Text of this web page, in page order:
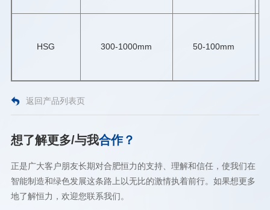
HSG 300-1000mm 50-100mm
返回产品列表页
想了解更多/与我合作？
正是广大客户朋友长期对合肥恒力的支持、理解和信任，使我们在
智能制造和绿色发展这条路上以无比的激情执着前行。如果想更多
地了解恒力，欢迎您联系我们。